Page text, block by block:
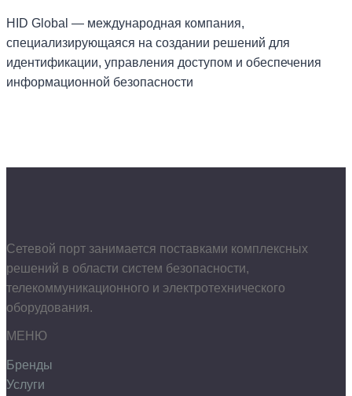
HID Global — международная компания,
специализирующаяся на создании решений для
идентификации, управления доступом и обеспечения
информационной безопасности
Сетевой порт занимается поставками комплексных
решений в области систем безопасности,
телекоммуникационного и электротехнического
оборудования.
МЕНЮ
Бренды
Услуги